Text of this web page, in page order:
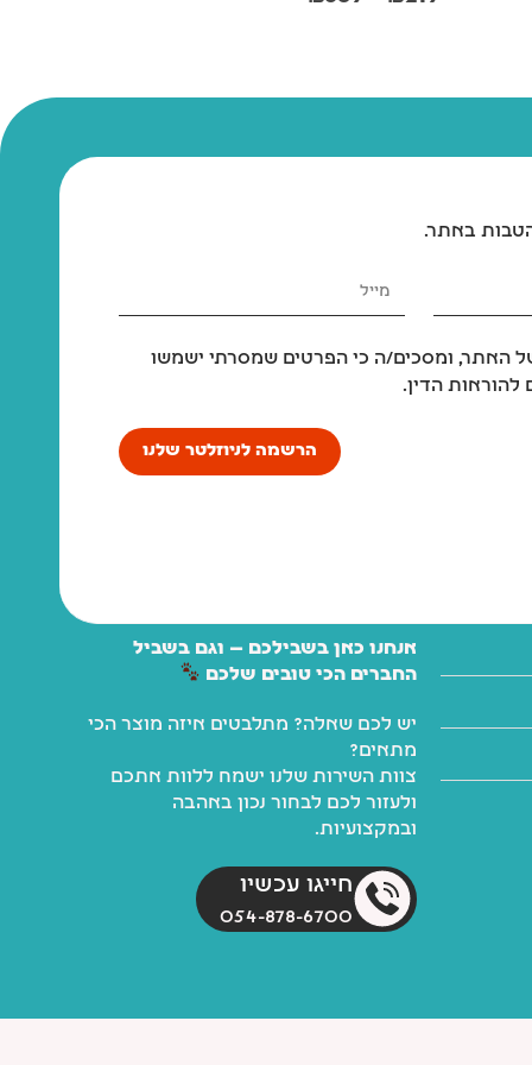
באתר.
האתר, ומסכים/ה כי הפרטים שמסרתי ישמשו
הדין.
הרשמה לניוזלטר שלנו
אנחנו כאן בשבילכם — וגם בשביל
החברים הכי טובים שלכם
יש לכם שאלה? מתלבטים איזה מוצר הכי
מתאים?
צוות השירות שלנו ישמח ללוות אתכם
ולעזור לכם לבחור נכון באהבה
ובמקצועיות.
חייגו עכשיו
054-878-6700